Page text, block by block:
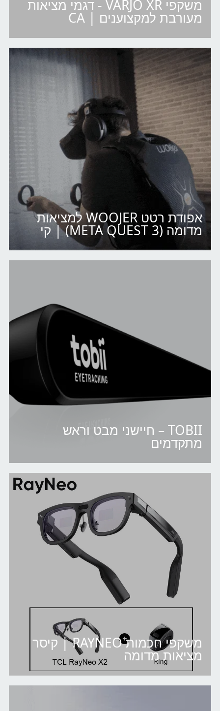
משקפי VARJO XR - דגמי מציאות
מעורבת למקצוענים | CA
אפודת רטט WOOJER למציאות
מדומה (META QUEST 3) | קי
TOBII – חיישני מבט וראש
מתקדמים
משקפי חכמות RAYNEO | קיסר
מציאות מדומה